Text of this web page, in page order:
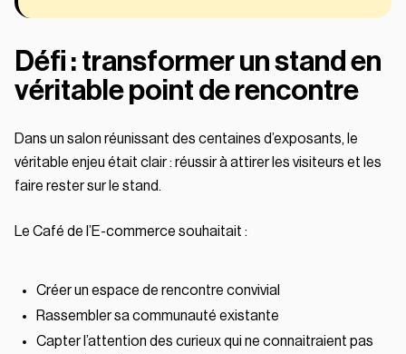
Défi : transformer un stand en
véritable point de rencontre
Dans un salon réunissant des centaines d’exposants, le
véritable enjeu était clair : réussir à attirer les visiteurs et les
faire rester sur le stand.
Le Café de l’E-commerce souhaitait :
Créer un espace de rencontre convivial
Rassembler sa communauté existante
Capter l’attention des curieux qui ne connaitraient pas